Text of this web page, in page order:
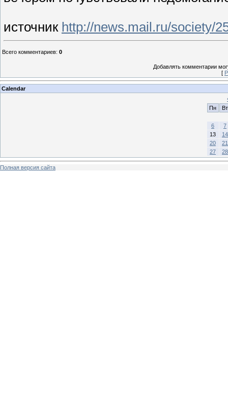
источник http://news.mail.ru/society/
Всего комментариев: 0
Добавлять комментарии
[
Calendar
Пн
Вт
6
7
13
14
20
21
27
28
Полная версия сайта